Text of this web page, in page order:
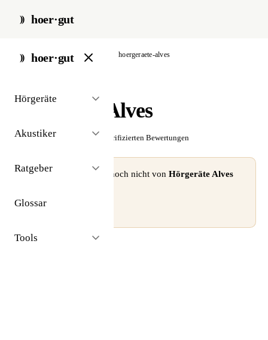
hoer·gut
hoer·gut
Hörgeräte
Akustiker
Ratgeber
Glossar
Tools
start / akustiker / frankfurt hoergeraete-alves
Hörgeräte Alves
☆☆☆☆☆ Noch keine verifizierten Bewertungen
⚠ Dieses Profil wurde noch nicht von Hörgeräte Alves
Profil beanspruchen →